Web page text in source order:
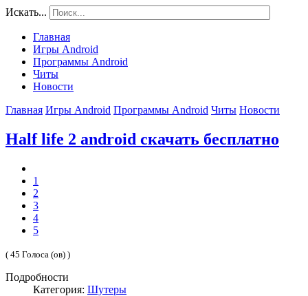
Искать...
Главная
Игры Android
Программы Android
Читы
Новости
Главная Игры Android Программы Android Читы Новости
Half life 2 android скачать бесплатно
1
2
3
4
5
( 45 Голоса (ов) )
Подробности
Категория: Шутеры